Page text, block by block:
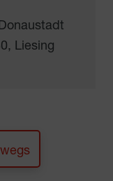
Liesing